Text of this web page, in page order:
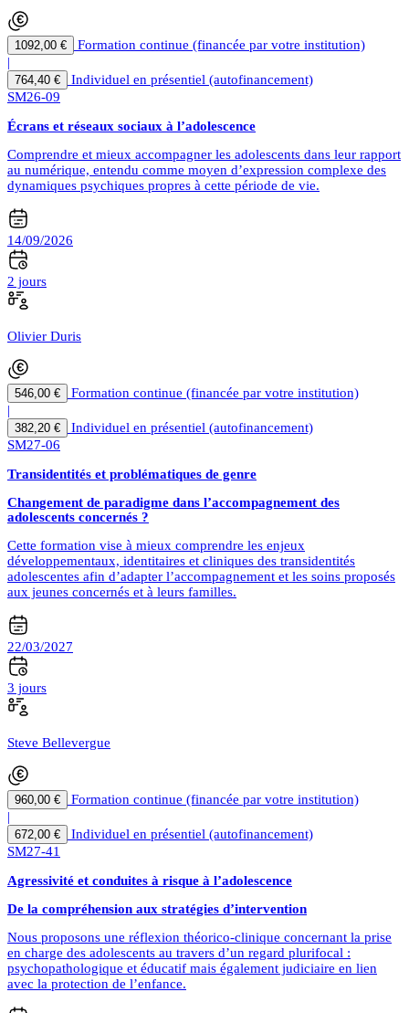
1092,00 €
Formation continue (financée par votre institution)
|
764,40 €
Individuel en présentiel (autofinancement)
SM26-09
Écrans et réseaux sociaux à l’adolescence
Comprendre et mieux accompagner les adolescents dans leur rapport
au numérique, entendu comme moyen d’expression complexe des
dynamiques psychiques propres à cette période de vie.
14/09/2026
2 jours
Olivier Duris
546,00 €
Formation continue (financée par votre institution)
|
382,20 €
Individuel en présentiel (autofinancement)
SM27-06
Transidentités et problématiques de genre
Changement de paradigme dans l’accompagnement des
adolescents concernés ?
Cette formation vise à mieux comprendre les enjeux
développementaux, identitaires et cliniques des transidentités
adolescentes afin d’adapter l’accompagnement et les soins proposés
aux jeunes concernés et à leurs familles.
22/03/2027
3 jours
Steve Bellevergue
960,00 €
Formation continue (financée par votre institution)
|
672,00 €
Individuel en présentiel (autofinancement)
SM27-41
Agressivité et conduites à risque à l’adolescence
De la compréhension aux stratégies d’intervention
Nous proposons une réflexion théorico-clinique concernant la prise
en charge des adolescents au travers d’un regard plurifocal :
psychopathologique et éducatif mais également judiciaire en lien
avec la protection de l’enfance.